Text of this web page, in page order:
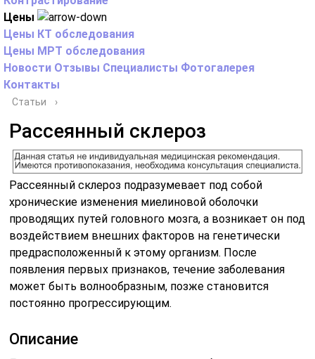
Цены
Цены КТ обследования
Цены МРТ обследования
Новости Отзывы Специалисты Фотогалерея
Контакты
Статьи ›
Рассеянный склероз
Рассеянный склероз подразумевает под собой
хронические изменения миелиновой оболочки
проводящих путей головного мозга, а возникает он под
воздействием внешних факторов на генетически
предрасположенный к этому организм. После
появления первых признаков, течение заболевания
может быть волнообразным, позже становится
постоянно прогрессирующим.
Описание